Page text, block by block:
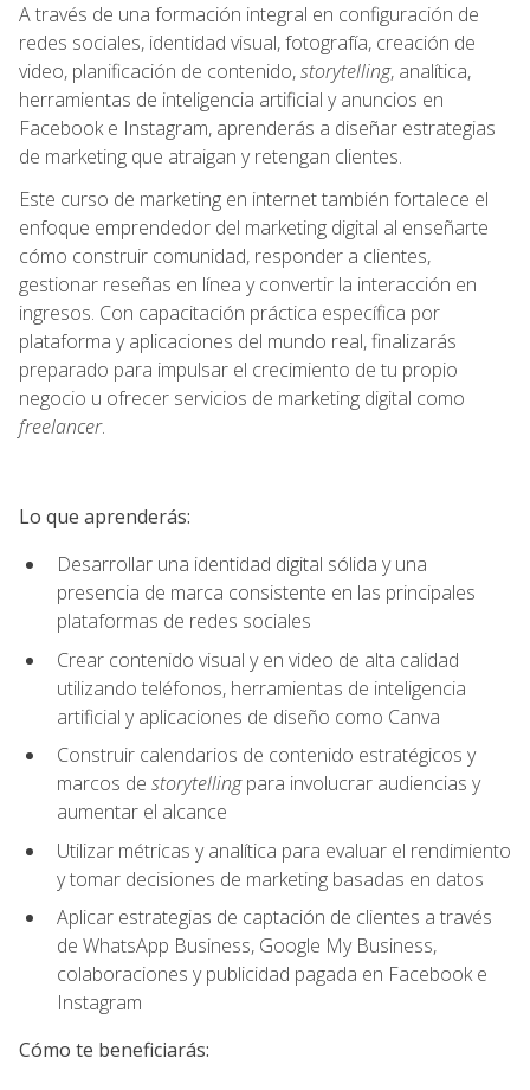
A través de una formación integral en configuración de
redes sociales, identidad visual, fotografía, creación de
video, planificación de contenido,storytelling, analítica,
herramientas de inteligencia artificial y anuncios en
Facebook e Instagram, aprenderás a diseñar estrategias
de marketing que atraigan y retengan clientes.
Este curso de marketing en internet también fortalece el
enfoque emprendedor del marketing digital al enseñarte
cómo construir comunidad, responder a clientes,
gestionar reseñas en línea y convertir la interacción en
ingresos. Con capacitación práctica específica por
plataforma y aplicaciones del mundo real, finalizarás
preparado para impulsar el crecimiento de tu propio
negocio u ofrecer servicios de marketing digital como
freelancer.
Lo que aprenderás:
Desarrollar una identidad digital sólida y una
presencia de marca consistente en las principales
plataformas de redes sociales
Crear contenido visual y en video de alta calidad
utilizando teléfonos, herramientas de inteligencia
artificial y aplicaciones de diseño como Canva
Construir calendarios de contenido estratégicos y
marcos de storytellingpara involucrar audiencias y
aumentar el alcance
Utilizar métricas y analítica para evaluar el rendimiento
y tomar decisiones de marketing basadas en datos
Aplicar estrategias de captación de clientes a través
de WhatsApp Business, Google My Business,
colaboraciones y publicidad pagada en Facebook e
Instagram
Cómo te beneficiarás: